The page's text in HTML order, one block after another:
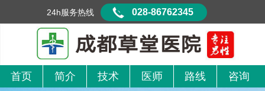
首页 简介 技术 医师 路线 咨询
24h服务热线 028-86762345